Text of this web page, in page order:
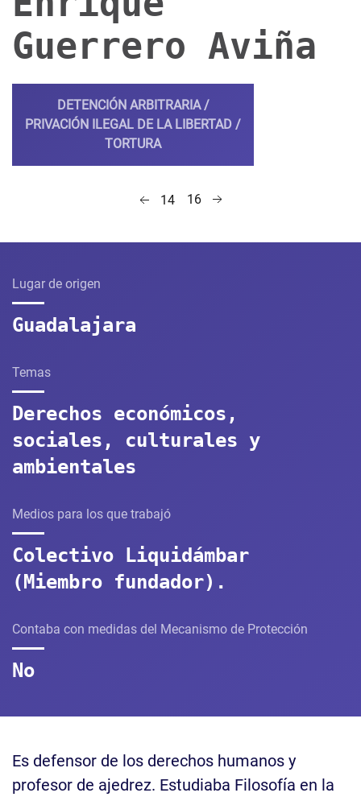
Guerrero Aviña
DETENCIÓN ARBITRARIA /
PRIVACIÓN ILEGAL DE LA LIBERTAD /
TORTURA
14 16
Lugar de origen
Guadalajara
Temas
Derechos económicos,
sociales, culturales y
ambientales
Medios para los que trabajó
Colectivo Liquidámbar
(Miembro fundador).
Contaba con medidas del Mecanismo de Protección
No
Es defensor de los derechos humanos y
profesor de ajedrez. Estudiaba Filosofía en la